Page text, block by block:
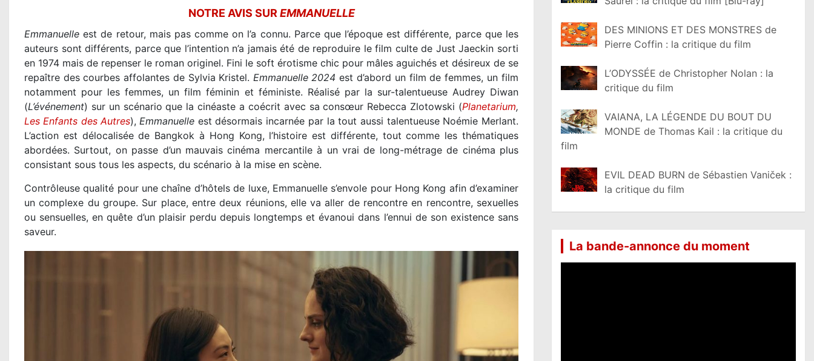
NOTRE AVIS SUR EMMANUELLE
Emmanuelle est de retour, mais pas comme on l’a connu. Parce que l’époque est différente, parce que les
auteurs sont différents, parce que l’intention n’a jamais été de reproduire le film culte de Just Jaeckin sorti
en 1974 mais de repenser le roman originel. Fini le soft érotisme chic pour mâles aguichés et désireux de se
repaître des courbes affolantes de Sylvia Kristel. Emmanuelle 2024 est d’abord un film de femmes, un film
notamment pour les femmes, un film féminin et féministe. Réalisé par la sur-talentueuse Audrey Diwan
(L’événement) sur un scénario que la cinéaste a coécrit avec sa consœur Rebecca Zlotowski (Planetarium
Les Enfants des Autres), Emmanuelle est désormais incarnée par la tout aussi talentueuse Noémie Merlant.
L’action est délocalisée de Bangkok à Hong Kong, l’histoire est différente, tout comme les thématiques
abordées. Surtout, on passe d’un mauvais cinéma mercantile à un vrai de long-métrage de cinéma plus
consistant sous tous les aspects, du scénario à la mise en scène.
Contrôleuse qualité pour une chaîne d’hôtels de luxe, Emmanuelle s’envole pour Hong Kong afin d’examiner
un complexe du groupe. Sur place, entre deux réunions, elle va aller de rencontre en rencontre, sexuelles
ou sensuelles, en quête d’un plaisir perdu depuis longtemps et évanoui dans l’ennui de son existence sans
saveur.
DES MINIONS ET DES MONSTRES de
Pierre Coffin : la critique du film
L’ODYSSÉE de Christopher Nolan : la
critique du film
VAIANA, LA LÉGENDE DU BOUT DU
MONDE de Thomas Kail : la critique du
film
EVIL DEAD BURN de Sébastien Vaniček :
la critique du film
La bande-annonce du moment